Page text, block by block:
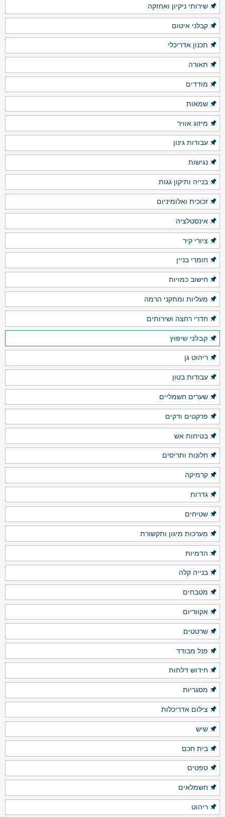
שירותי ניקיון ואחזקה
קבלני איטום
תכנון אדריכלי
תאורה
מודדים
שמאות
מיזוג אוויר
עבודות גינון
נגישות
בנייה ותיקון גגות
זכוכית ואלומיניום
אינסטלציה
ציורי קיר
חומרי בניין
חישוב כמויות
מעליות ומתקני הרמה
חדרי רחצה ושירותים
קבלני שיפוץ
ריהוט גן
עבודות בטון
שערים חשמליים
פרקטים ודקים
בטיחות אש
חלונות ותריסים
קרמיקה
גדרות
שטיחים
מערכות מיגון ותקשורת
הדמיות
בנייה קלה
מטבחים
אקווריום
שרטטים
פנל מבודד
חידוש דלתות
מסגריות
צילום אדריכלות
שיש
בית חכם
טפטים
חשמלאים
ריהוט